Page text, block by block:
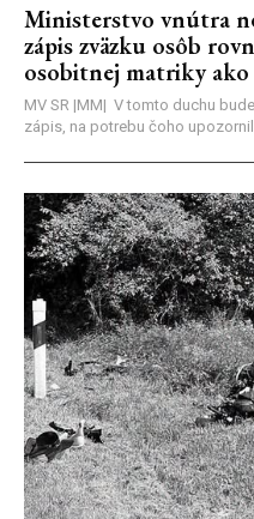
Ministerstvo vnútra
zápis zväzku osôb
osobitnej matriky ako
MV SR |MM| V tomto duchu
zápis, na potrebu čoho upozornil